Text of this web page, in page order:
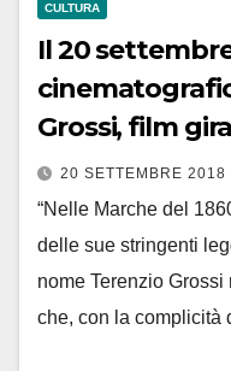
CULTURA
Il 20
Grossi, film
20 SETTEMBRE 2018
“Nelle Marche del
delle sue stringenti
nome Terenzio
che, con la complicità